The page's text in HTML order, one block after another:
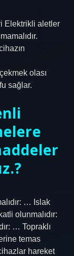
Elektrikli aletler
olası
sağlar.
… Islak
olunmalıdır:
… Topraklı
temas
hareket